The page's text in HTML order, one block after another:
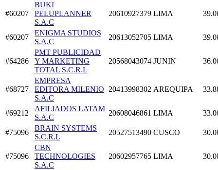
#60207
BUKI
PELUPLANNER
S.A.C
20610927379 LIMA
#60207
ENIGMA STUDIOS
S.A.C
20613052705 LIMA
#64286
PMT PUBLICIDAD
Y MARKETING
TOTAL S.C.R.L
20568043074 JUNIN
#68727
EMPRESA
EDITORA MILENIO
S.A.C
20413998302 AREQUIPA
#69212
AFILIADOS LATAM
S.A.C
20608046861 LIMA
#75096
BRAIN SYSTEMS
S.C.R.L
20527513490 CUSCO
#75096
CBN
TECHNOLOGIES
S.A.C
20602957765 LIMA